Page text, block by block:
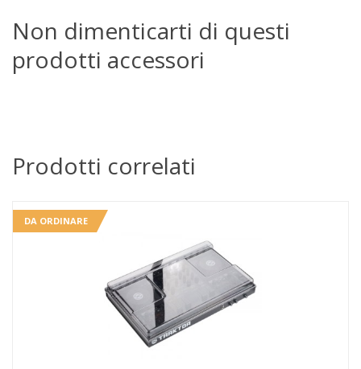
Non dimenticarti di questi
prodotti accessori
Prodotti correlati
DA ORDINARE